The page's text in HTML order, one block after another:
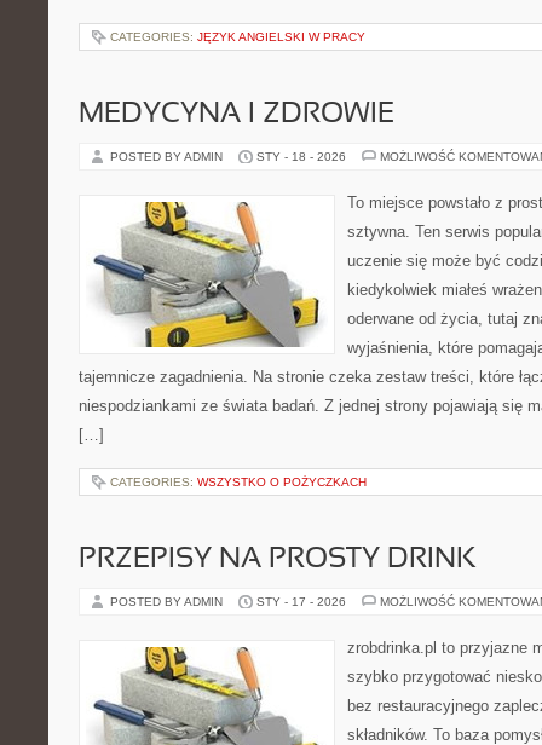
CATEGORIES: JĘZYK ANGIELSKI W PRACY
MEDYCYNA I ZDROWIE
POSTED BY ADMIN STY - 18 - 2026 MOŻLIWOŚĆ
To miejsce powstało z
sztywna. Ten serwis
uczenie się może być
kiedykolwiek miałeś
oderwane od życia, tutaj
wyjaśnienia, które
tajemnicze zagadnienia. Na stronie czeka zestaw treści, które
niespodziankami ze świata badań. Z jednej strony pojawiają się
[…]
CATEGORIES: WSZYSTKO O POŻYCZKACH
PRZEPISY NA PROSTY DRINK
POSTED BY ADMIN STY - 17 - 2026 MOŻLIWOŚĆ
zrobdrinka.pl to przyjazne
szybko przygotować
bez restauracyjnego
składników. To baza